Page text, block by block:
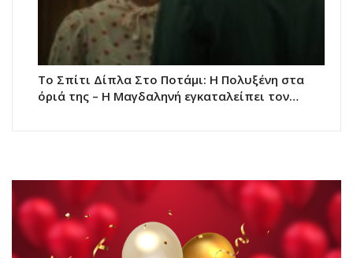
Το Σπίτι Δίπλα Στο Ποτάμι: Η Πολυξένη στα
όριά της – Η Μαγδαληνή εγκαταλείπει τον…